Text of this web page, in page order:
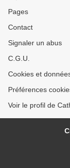
Pages
Contact
Signaler un abus
C.G.U.
Cookies et
Préférences
Voir le profil de